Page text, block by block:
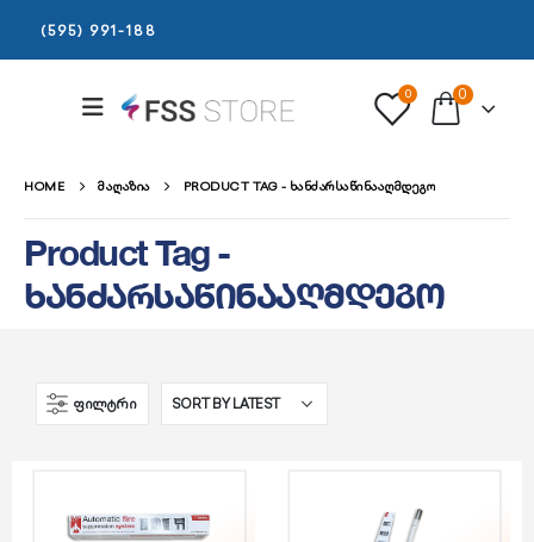
(595) 991-188
0 0
HOME ᲛᲐᲦᲐᲖᲘᲐ PRODUCT TAG - ᲮᲐᲜᲫᲐᲠᲡᲐᲬᲘᲜᲐᲐᲦᲛᲓᲔᲒᲝ
Product Tag -
ხანძარსაწინააღმდეგო
ᲤᲘᲚᲢᲠᲘ